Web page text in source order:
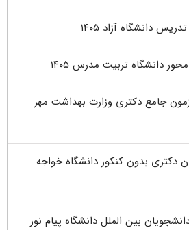
دانشگاه آزاد ۱۴۰۵
دانشگاه تربیت مدرس ۱۴۰۵
جامع دکتری وزارت بهداشت مهر
دکتری بدون کنکور دانشگاه خواجه
بین الملل دانشگاه پیام نور